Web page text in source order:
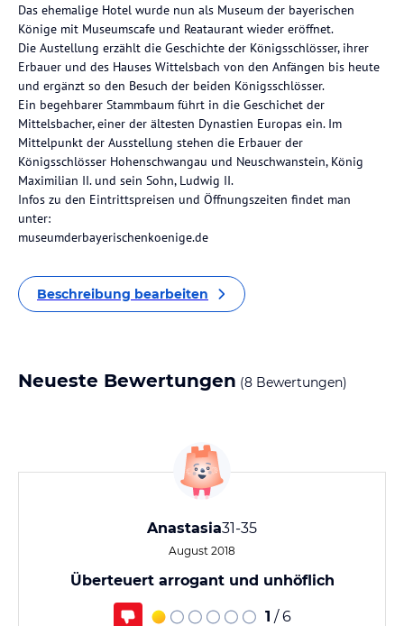
Das ehemalige Hotel wurde nun als Museum der bayerischen
Könige mit Museumscafe und Reataurant wieder eröffnet.
Die Austellung erzählt die Geschichte der Königsschlösser, ihrer
Erbauer und des Hauses Wittelsbach von den Anfängen bis heute
und ergänzt so den Besuch der beiden Königsschlösser.
Ein begehbarer Stammbaum führt in die Geschichet der
Mittelsbacher, einer der ältesten Dynastien Europas ein. Im
Mittelpunkt der Ausstellung stehen die Erbauer der
Königsschlösser Hohenschwangau und Neuschwanstein, König
Maximilian II. und sein Sohn, Ludwig II.
Infos zu den Eintrittspreisen und Öffnungszeiten findet man
unter:
museumderbayerischenkoenige.de
Beschreibung bearbeiten
Neueste Bewertungen (8 Bewertungen)
Anastasia31-35
August 2018
Überteuert arrogant und unhöflich
1 / 6